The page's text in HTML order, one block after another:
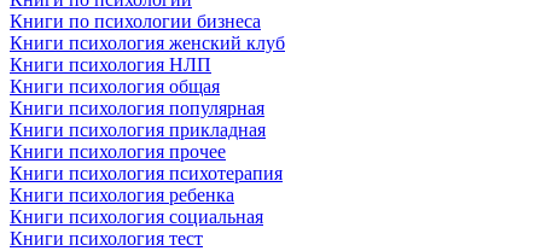
Книги по психологии бизнеса
Книги психология женский клуб
Книги психология НЛП
Книги психология общая
Книги психология популярная
Книги психология прикладная
Книги психология прочее
Книги психология психотерапия
Книги психология ребенка
Книги психология социальная
Книги психология тест